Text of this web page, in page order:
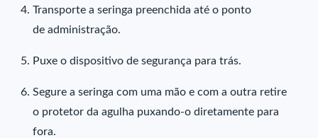
Transporte a seringa preenchida até o ponto
de administração.
Puxe o dispositivo de segurança para trás.
Segure a seringa com uma mão e com a outra retire
o protetor da agulha puxando-o diretamente para
fora.